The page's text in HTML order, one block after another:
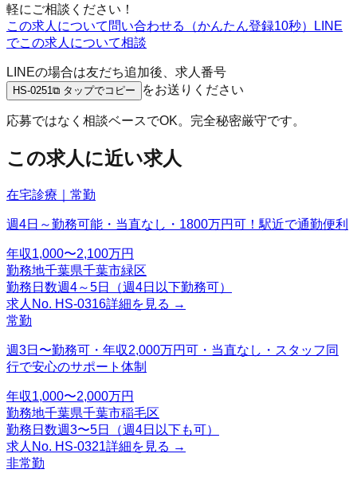
軽にご相談ください！
この求人について問い合わせる（かんたん登録10秒）
LINE
でこの求人について相談
LINEの場合は友だち追加後、求人番号
HS-0251⧉ タップでコピー をお送りください
応募ではなく相談ベースでOK。完全秘密厳守です。
この求人に近い求人
在宅診療｜常勤
週4日～勤務可能・当直なし・1800万円可！駅近で通勤便利
年収1,000〜2,100万円
勤務地千葉県千葉市緑区
勤務日数週4～5日（週4日以下勤務可）
求人No. HS-0316詳細を見る →
常勤
週3日〜勤務可・年収2,000万円可・当直なし・スタッフ同
行で安心のサポート体制
年収1,000〜2,000万円
勤務地千葉県千葉市稲毛区
勤務日数週3〜5日（週4日以下も可）
求人No. HS-0321詳細を見る →
非常勤